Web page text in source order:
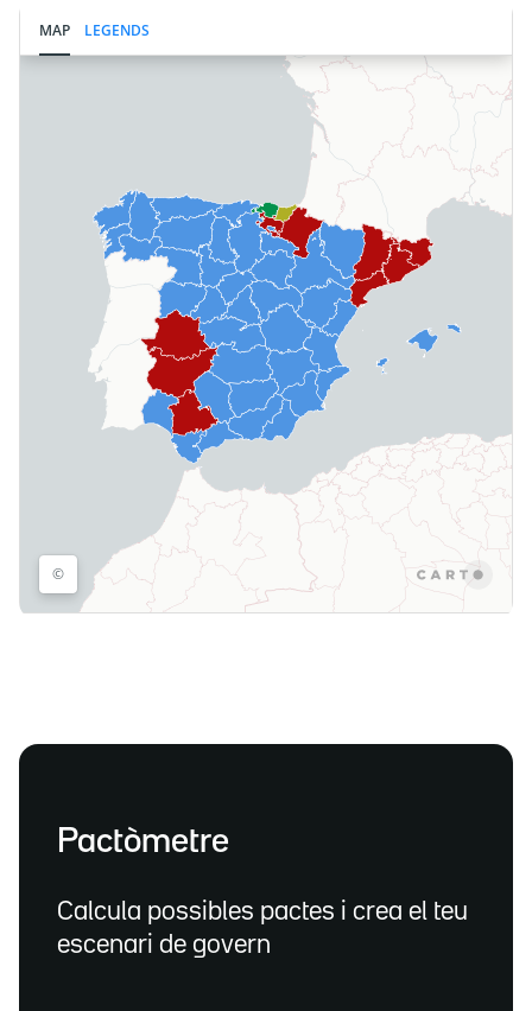
Pactòmetre
Calcula possibles pactes i crea el teu
escenari de govern